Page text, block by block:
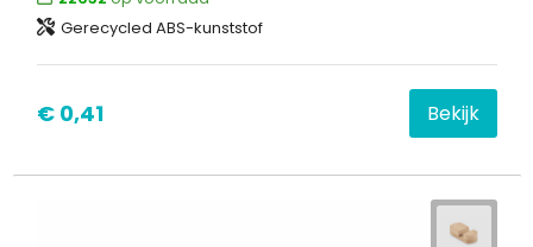
Gerecycled ABS-kunststof
€ 0,41 Bekijk